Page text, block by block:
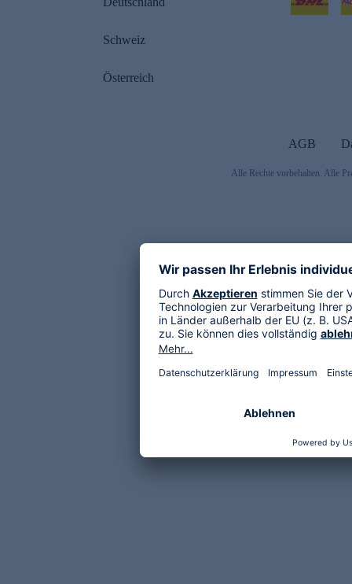
Schweiz
Österreich
AGB
Alle Rechte vorbehalten. Alle